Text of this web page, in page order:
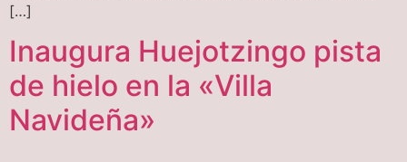
[…]
Inaugura Huejotzingo pista
de hielo en la «Villa
Navideña»